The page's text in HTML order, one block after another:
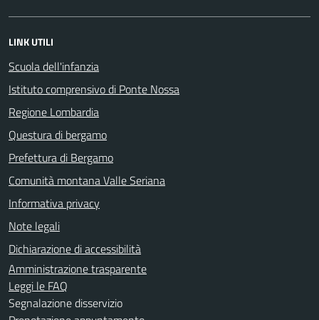
LINK UTILI
Scuola dell'infanzia
Istituto comprensivo di Ponte Nossa
Regione Lombardia
Questura di bergamo
Prefettura di Bergamo
Comunità montana Valle Seriana
Informativa privacy
Note legali
Dichiarazione di accessibilità
Amministrazione trasparente
Leggi le FAQ
Segnalazione disservizio